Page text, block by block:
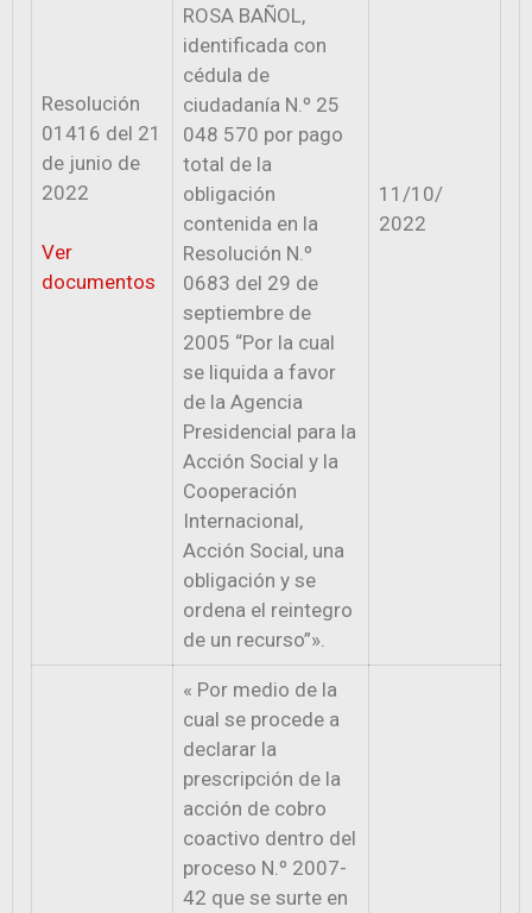
Resolución
01416 del 21
de junio de
2022
Ver
documentos
ROSA BAÑOL,
identificada con
cédula de
ciudadanía N.º 25
048 570 por pago
total de la
obligación
contenida en la
Resolución N.º
0683 del 29 de
septiembre de
2005 “Por la cual
se liquida a favor
de la Agencia
Presidencial para la
Acción Social y la
Cooperación
Internacional,
Acción Social, una
obligación y se
ordena el reintegro
de un recurso”».
11/10/
2022
« Por medio de la
cual se procede a
declarar la
prescripción de la
acción de cobro
coactivo dentro del
proceso N.º 2007-
42 que se surte en